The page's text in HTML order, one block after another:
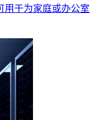
用于为家庭或办公室